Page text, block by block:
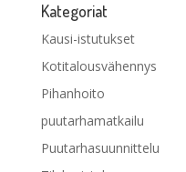
Kategoriat
Kausi-istutukset
Kotitalousvähennys
Pihanhoito
puutarhamatkailu
Puutarhasuunnittelu